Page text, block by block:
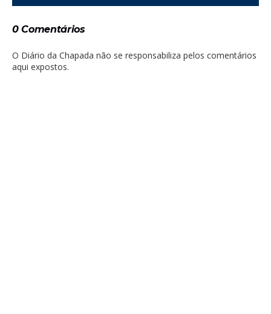
0 Comentários
O Diário da Chapada não se responsabiliza pelos comentários
aqui expostos.